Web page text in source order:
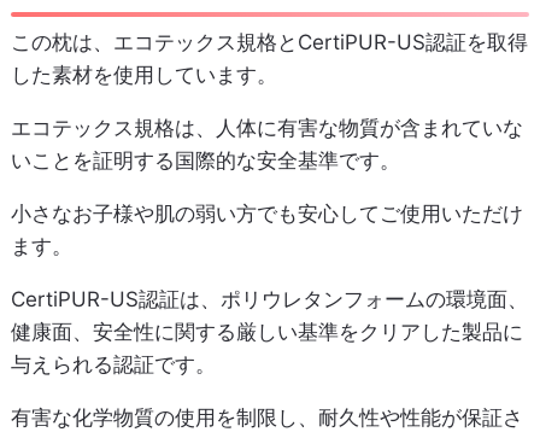
この枕は、エコテックス規格とCertiPUR-US認証を取得
した素材を使用しています。
エコテックス規格は、人体に有害な物質が含まれていな
いことを証明する国際的な安全基準です。
小さなお子様や肌の弱い方でも安心してご使用いただけ
ます。
CertiPUR-US認証は、ポリウレタンフォームの環境面、
健康面、安全性に関する厳しい基準をクリアした製品に
与えられる認証です。
有害な化学物質の使用を制限し、耐久性や性能が保証さ